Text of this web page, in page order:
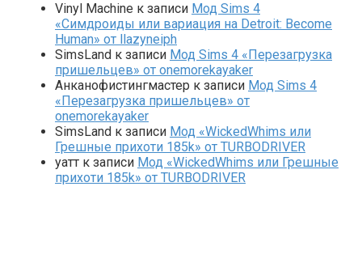
Vinyl Machine к записи Мод Sims 4
«Симдроиды или вариация на Detroit: Become
Human» от llazyneiph
SimsLand к записи Мод Sims 4 «Перезагрузка
пришельцев» от onemorekayaker
Анканофистингмастер к записи Мод Sims 4
«Перезагрузка пришельцев» от
onemorekayaker
SimsLand к записи Мод «WickedWhims или
Грешные прихоти 185k» от TURBODRIVER
yaтт к записи Мод «WickedWhims или Грешные
прихоти 185k» от TURBODRIVER